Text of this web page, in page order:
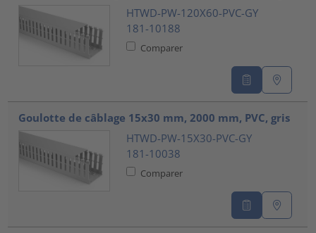
HTWD-PW-120X60-PVC-GY
181-10188
Comparer
Goulotte de câblage 15x30 mm, 2000 mm, PVC, gris
HTWD-PW-15X30-PVC-GY
181-10038
Comparer